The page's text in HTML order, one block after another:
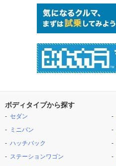
ボディタイプから探す
セダン
ミニバン
ハッチバック
ステーションワゴン